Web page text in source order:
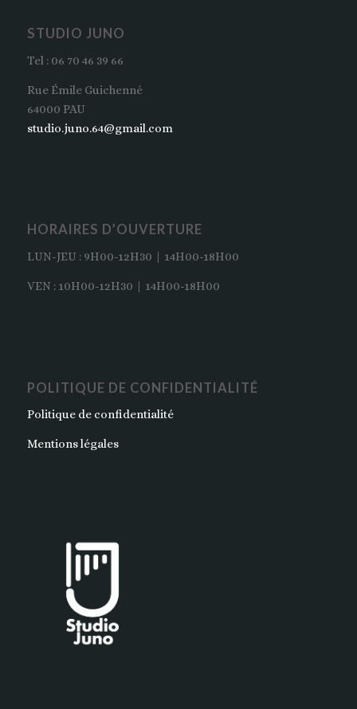
STUDIO JUNO
Tel : 06 70 46 39 66
Rue Émile Guichenné
64000 PAU
studio.juno.64@gmail.com
HORAIRES D’OUVERTURE
LUN-JEU : 9H00-12H30 | 14H00-18H00
VEN : 10H00-12H30 | 14H00-18H00
POLITIQUE DE CONFIDENTIALITÉ
Politique de confidentialité
Mentions légales